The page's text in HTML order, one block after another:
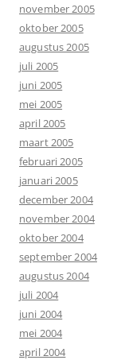
november 2005
oktober 2005
augustus 2005
juli 2005
juni 2005
mei 2005
april 2005
maart 2005
februari 2005
januari 2005
december 2004
november 2004
oktober 2004
september 2004
augustus 2004
juli 2004
juni 2004
mei 2004
april 2004